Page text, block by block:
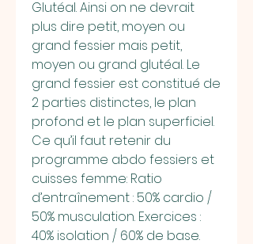
Glutéal. Ainsi on ne devrait
plus dire petit, moyen ou
grand fessier mais petit,
moyen ou grand glutéal. Le
grand fessier est constitué de
2 parties distinctes, le plan
profond et le plan superficiel.
Ce qu’il faut retenir du
programme abdo fessiers et
cuisses femme: Ratio
d’entraînement : 50% cardio /
50% musculation. Exercices :
40% isolation / 60% de base.